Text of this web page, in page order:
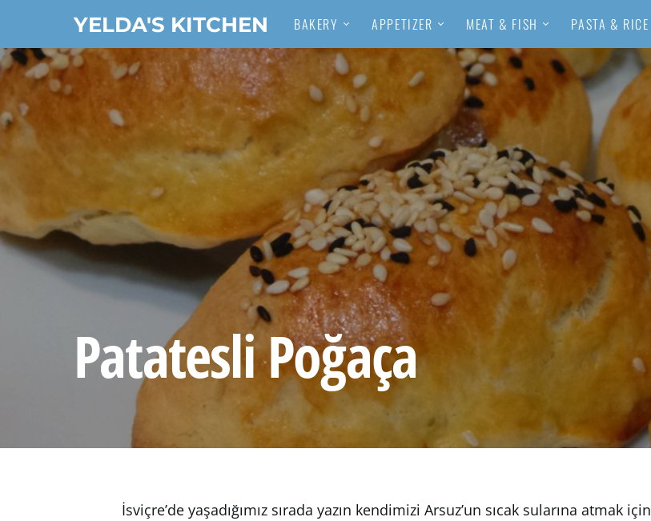
YELDA'S KITCHEN BAKERY APPETIZER MEAT & FISH PASTA & RICE
Search for:
Patatesli Poğaça
İsviçre’de yaşadığımız sırada yazın kendimizi Arsuz’un sıcak sularına atmak için